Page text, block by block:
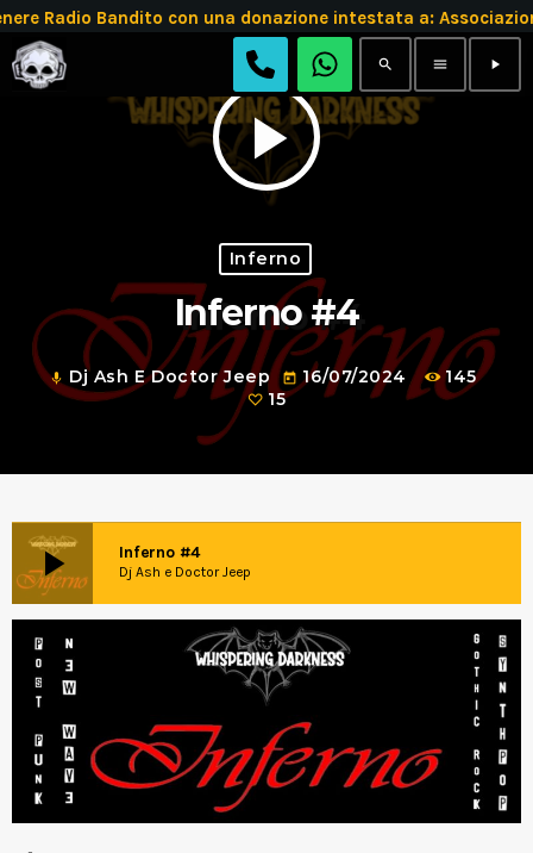
Radio Bandito con una donazione intestata a:
search menu play_arrow
play_arrow
Inferno
Inferno #4
mic Dj Ash E Doctor Jeep today 16/07/2024
145
15
play_arrow Inferno #4
Dj Ash e Doctor Jeep